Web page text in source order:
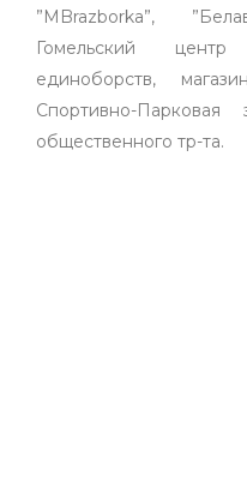
”MBrazborka”,
Гомельский
единоборств,
Спортивно-Парковая
общественного тр-та.